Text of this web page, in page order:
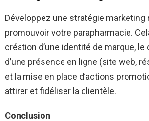
Développez une stratégie marketing
promouvoir votre parapharmacie.
création d’une identité de marque,
d’une présence en ligne (site web,
et la mise en place d’actions
attirer et fidéliser la clientèle.
Conclusion